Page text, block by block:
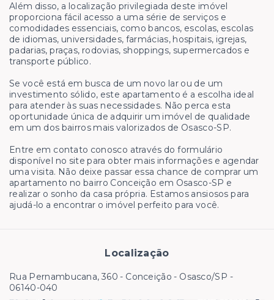
Além disso, a localização privilegiada deste imóvel
proporciona fácil acesso a uma série de serviços e
comodidades essenciais, como bancos, escolas, escolas
de idiomas, universidades, farmácias, hospitais, igrejas,
padarias, praças, rodovias, shoppings, supermercados e
transporte público.
Se você está em busca de um novo lar ou de um
investimento sólido, este apartamento é a escolha ideal
para atender às suas necessidades. Não perca esta
oportunidade única de adquirir um imóvel de qualidade
em um dos bairros mais valorizados de Osasco-SP.
Entre em contato conosco através do formulário
disponível no site para obter mais informações e agendar
uma visita. Não deixe passar essa chance de comprar um
apartamento no bairro Conceição em Osasco-SP e
realizar o sonho da casa própria. Estamos ansiosos para
ajudá-lo a encontrar o imóvel perfeito para você.
Localização
Rua Pernambucana, 360 - Conceição - Osasco/SP -
06140-040